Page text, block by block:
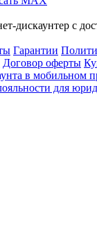
дискаунтер с
Гарантии
Договор оферты
в мобильном
для